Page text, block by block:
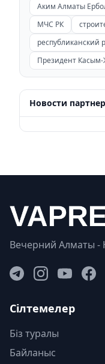
Аким Алматы
МЧС РК
республиканский
Президент
Новости
Вечерний Алматы -
Сілтемелер
Біз туралы
Байланыс